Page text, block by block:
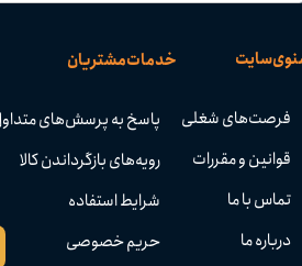
خدمات مشتریان
پاسخ به پرسش‌های
رویه‌های بازگرداندن کالا
شرایط استفاده
حریم خصوصی
سایت
فرصت‌های شغلی
قوانین و مقررات
تماس با ما
درباره ما